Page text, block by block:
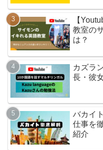
【
教室の
は？
カズラ
長・彼
バカイ
仕事を
紹介